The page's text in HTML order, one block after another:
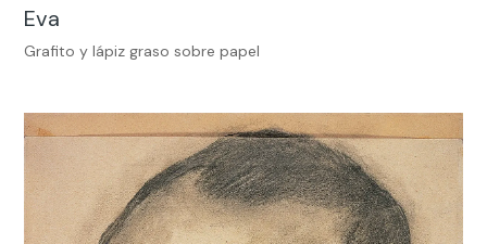
Eva
Grafito y lápiz graso sobre papel